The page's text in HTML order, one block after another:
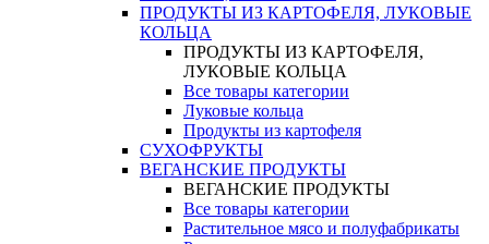
ПРОДУКТЫ ИЗ КАРТОФЕЛЯ, ЛУКОВЫЕ
КОЛЬЦА
ПРОДУКТЫ ИЗ КАРТОФЕЛЯ,
ЛУКОВЫЕ КОЛЬЦА
Все товары категории
Луковые кольца
Продукты из картофеля
СУХОФРУКТЫ
ВЕГАНСКИЕ ПРОДУКТЫ
ВЕГАНСКИЕ ПРОДУКТЫ
Все товары категории
Растительное мясо и полуфабрикаты